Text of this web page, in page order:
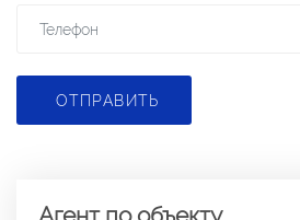
ОТПРАВИТЬ